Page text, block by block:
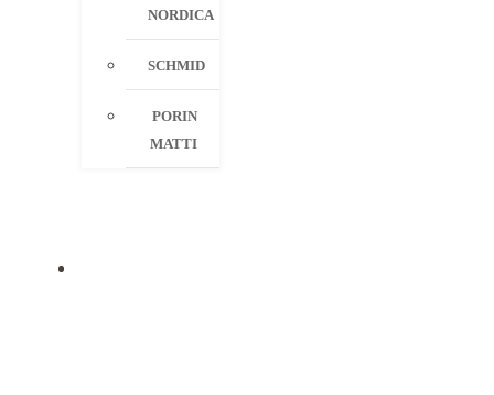
NORDICA
SCHMID
PORIN
MATTI